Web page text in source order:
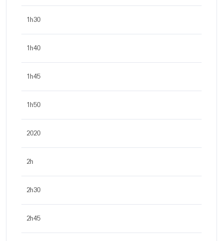
1h30
1h40
1h45
1h50
2020
2h
2h30
2h45